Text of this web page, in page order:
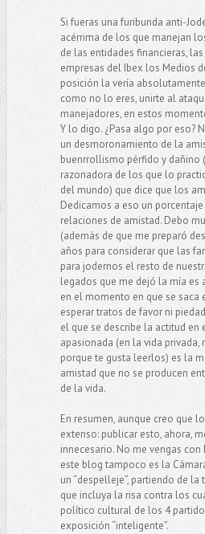
Si fueras una furibunda anti-
acérrima de los que manejan
de las entidades financieras,
empresas del Ibex los Medios
posición la vería
como no lo eres, unirte al
manejadores, en estos
Y lo digo. ¿Pasa algo por eso?
un desmoronamiento de la
buenrrollismo pérfido y dañino
razonadora de los que lo
del mundo) que dice que los
Dedicamos a eso un
relaciones de amistad. Debo
(además de que me preparó
años para considerar que las
para jodernos el resto de
legados que me dejó la mía es
en el momento en que se saca
esperar tratos de favor ni
el que se describe la actitud en
apasionada (en la vida
porque te gusta leerlos) es la
amistad que no se producen
de la vida.
En resumen, aunque creo que
extenso: publicar esto, ahora,
innecesario. No me vengas con
este blog tampoco es la
un “despelleje”, partiendo de
que incluya la risa contra los
político cultural de los 4
exposición “inteligente”.